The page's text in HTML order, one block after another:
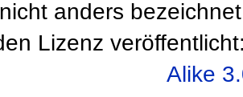
anders
Lizenz
Alike